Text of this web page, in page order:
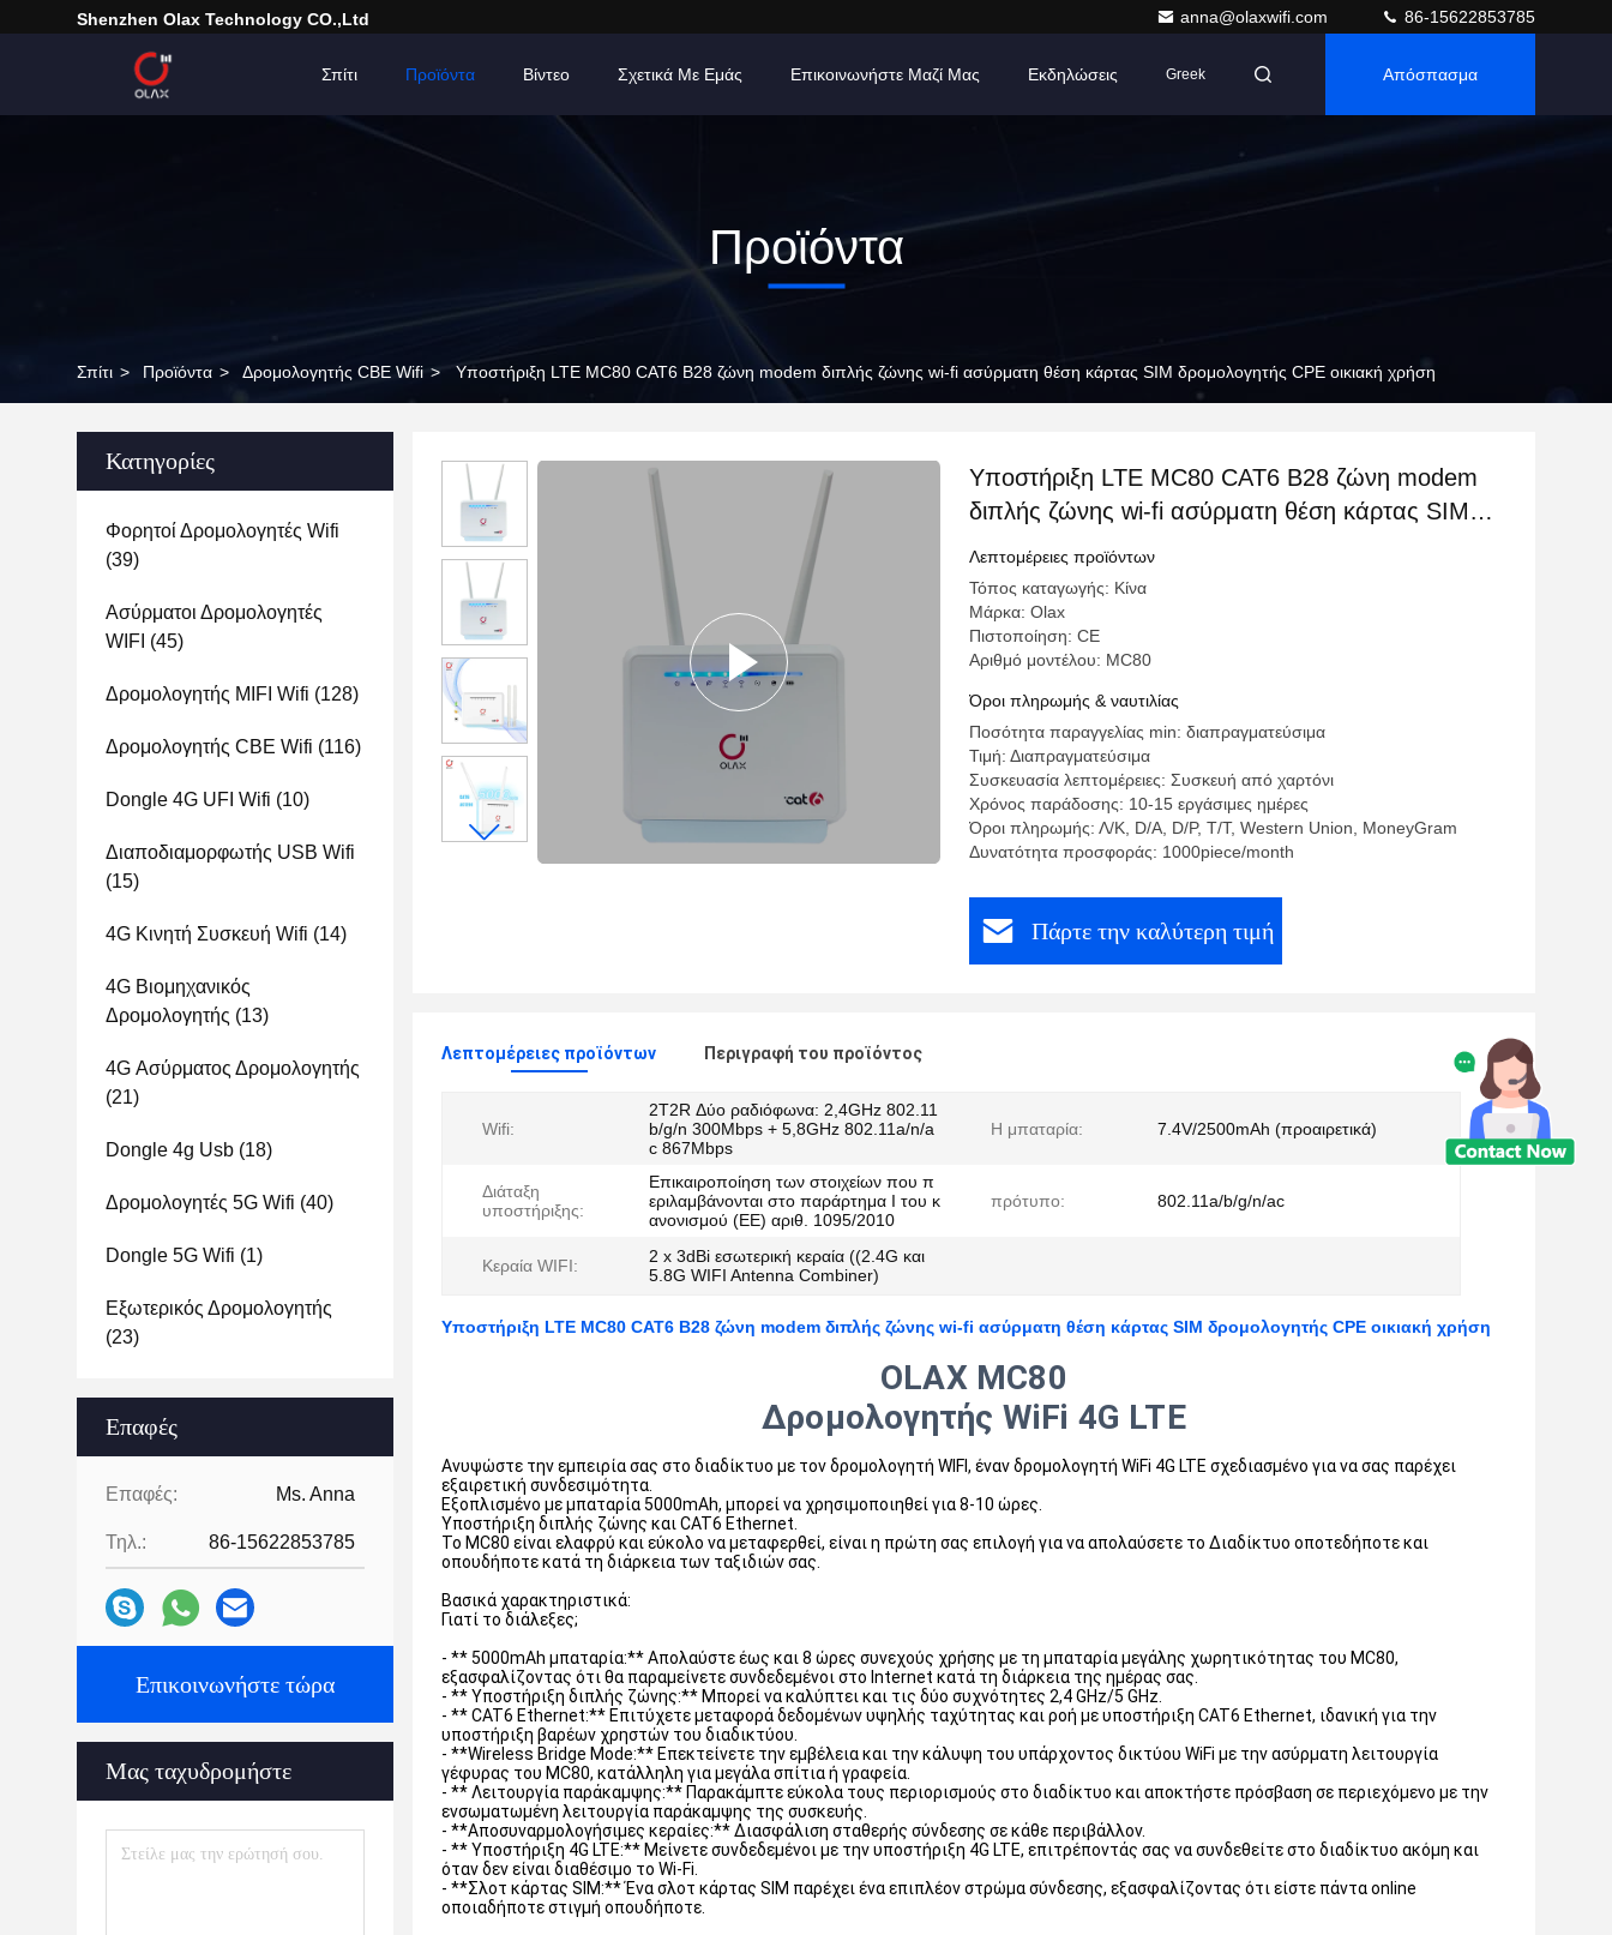
Shenzhen Olax Technology CO.,Ltd anna@olaxwifi.com 86-15622853785
Σπίτι Προϊόντα Βίντεο Σχετικά Με Εμάς Επικοινωνήστε Μαζί Μας Εκδηλώσεις Greek Απόσπασμα
Προϊόντα
Σπίτι > Προϊόντα > Δρομολογητής CBE Wifi > Υποστήριξη LTE MC80 CAT6 B28 ζώνη modem διπλής ζώνης wi-fi ασύρματη θέση κάρτας SIM δρομολογητής CPE οικιακή χρήση
Κατηγορίες
Φορητοί Δρομολογητές Wifi
(39)
Ασύρματοι Δρομολογητές
WIFI (45)
Δρομολογητής MIFI Wifi (128)
Δρομολογητής CBE Wifi (116)
Dongle 4G UFI Wifi (10)
Διαποδιαμορφωτής USB Wifi
(15)
4G Κινητή Συσκευή Wifi (14)
4G Βιομηχανικός
Δρομολογητής (13)
4G Ασύρματος Δρομολογητής
(21)
Dongle 4g Usb (18)
Δρομολογητές 5G Wifi (40)
Dongle 5G Wifi (1)
Εξωτερικός Δρομολογητής
(23)
Επαφές
Επαφές: Ms. Anna
Τηλ.: 86-15622853785
Επικοινωνήστε τώρα
Μας ταχυδρομήστε
Υποστήριξη LTE MC80 CAT6 B28 ζώνη modem
διπλής ζώνης wi-fi ασύρματη θέση κάρτας SIM
δρομολογητής CPE οικιακή χρήση
Λεπτομέρειες προϊόντων
Τόπος καταγωγής: Κίνα
Μάρκα: Olax
Πιστοποίηση: CE
Αριθμό μοντέλου: MC80
Όροι πληρωμής & ναυτιλίας
Ποσότητα παραγγελίας min: διαπραγματεύσιμα
Τιμή: Διαπραγματεύσιμα
Συσκευασία λεπτομέρειες: Συσκευή από χαρτόνι
Χρόνος παράδοσης: 10-15 εργάσιμες ημέρες
Όροι πληρωμής: Λ/Κ, D/A, D/P, T/T, Western Union, MoneyGram
Δυνατότητα προσφοράς: 1000piece/month
Πάρτε την καλύτερη τιμή
Λεπτομέρειες προϊόντων Περιγραφή του προϊόντος
Wifi:
2T2R Δύο ραδιόφωνα: 2,4GHz 802.11
b/g/n 300Mbps + 5,8GHz 802.11a/n/a
c 867Mbps
Η μπαταρία: 7.4V/2500mAh (προαιρετικά)
Διάταξη
υποστήριξης:
Επικαιροποίηση των στοιχείων που π
εριλαμβάνονται στο παράρτημα I του κ
ανονισμού (ΕΕ) αριθ. 1095/2010
πρότυπο: 802.11a/b/g/n/ac
Κεραία WIFI:
2 x 3dBi εσωτερική κεραία ((2.4G και
5.8G WIFI Antenna Combiner)
Υποστήριξη LTE MC80 CAT6 B28 ζώνη modem διπλής ζώνης wi-fi ασύρματη θέση κάρτας SIM δρομολογητής CPE οικιακή χρήση
OLAX MC80
Δρομολογητής WiFi 4G LTE
Ανυψώστε την εμπειρία σας στο διαδίκτυο με τον δρομολογητή WIFI, έναν δρομολογητή WiFi 4G LTE σχεδιασμένο για να σας παρέχει
εξαιρετική συνδεσιμότητα.
Εξοπλισμένο με μπαταρία 5000mAh, μπορεί να χρησιμοποιηθεί για 8-10 ώρες.
Υποστήριξη διπλής ζώνης και CAT6 Ethernet.
Το MC80 είναι ελαφρύ και εύκολο να μεταφερθεί, είναι η πρώτη σας επιλογή για να απολαύσετε το Διαδίκτυο οποτεδήποτε και
οπουδήποτε κατά τη διάρκεια των ταξιδιών σας.
Βασικά χαρακτηριστικά:
Γιατί το διάλεξες;
- ** 5000mAh μπαταρία:** Απολαύστε έως και 8 ώρες συνεχούς χρήσης με τη μπαταρία μεγάλης χωρητικότητας του MC80,
εξασφαλίζοντας ότι θα παραμείνετε συνδεδεμένοι στο Internet κατά τη διάρκεια της ημέρας σας.
- ** Υποστήριξη διπλής ζώνης:** Μπορεί να καλύπτει και τις δύο συχνότητες 2,4 GHz/5 GHz.
- ** CAT6 Ethernet:** Επιτύχετε μεταφορά δεδομένων υψηλής ταχύτητας και ροή με υποστήριξη CAT6 Ethernet, ιδανική για την
υποστήριξη βαρέων χρηστών του διαδικτύου.
- **Wireless Bridge Mode:** Επεκτείνετε την εμβέλεια και την κάλυψη του υπάρχοντος δικτύου WiFi με την ασύρματη λειτουργία
γέφυρας του MC80, κατάλληλη για μεγάλα σπίτια ή γραφεία.
- ** Λειτουργία παράκαμψης:** Παρακάμπτε εύκολα τους περιορισμούς στο διαδίκτυο και αποκτήστε πρόσβαση σε περιεχόμενο με την
ενσωματωμένη λειτουργία παράκαμψης της συσκευής.
- **Αποσυναρμολογήσιμες κεραίες:** Διασφάλιση σταθερής σύνδεσης σε κάθε περιβάλλον.
- ** Υποστήριξη 4G LTE:** Μείνετε συνδεδεμένοι με την υποστήριξη 4G LTE, επιτρέποντάς σας να συνδεθείτε στο διαδίκτυο ακόμη και
όταν δεν είναι διαθέσιμο το Wi-Fi.
- **Σλοτ κάρτας SIM:** Ένα σλοτ κάρτας SIM παρέχει ένα επιπλέον στρώμα σύνδεσης, εξασφαλίζοντας ότι είστε πάντα online
οποιαδήποτε στιγμή οπουδήποτε.